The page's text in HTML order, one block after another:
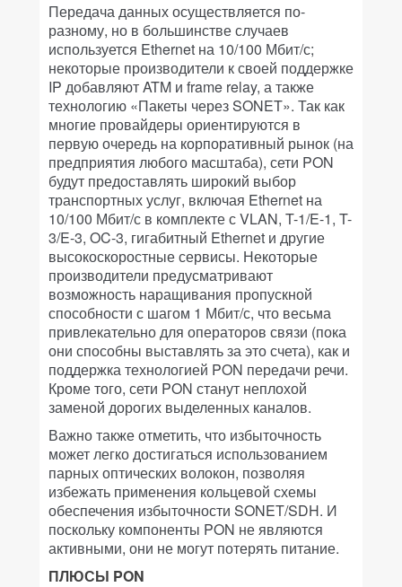
Передача данных осуществляется по-
разному, но в большинстве случаев
используется Ethernet на 10/100 Мбит/с;
некоторые производители к своей поддержке
IP добавляют ATM и frame relay, а также
технологию «Пакеты через SONET». Так как
многие провайдеры ориентируются в
первую очередь на корпоративный рынок (на
предприятия любого масштаба), сети PON
будут предоставлять широкий выбор
транспортных услуг, включая Ethernet на
10/100 Мбит/с в комплекте с VLAN, T-1/E-1, T-
3/E-3, OC-3, гигабитный Ethernet и другие
высокоскоростные сервисы. Некоторые
производители предусматривают
возможность наращивания пропускной
способности с шагом 1 Мбит/с, что весьма
привлекательно для операторов связи (пока
они способны выставлять за это счета), как и
поддержка технологией PON передачи речи.
Кроме того, сети PON станут неплохой
заменой дорогих выделенных каналов.
Важно также отметить, что избыточность
может легко достигаться использованием
парных оптических волокон, позволяя
избежать применения кольцевой схемы
обеспечения избыточности SONET/SDH. И
поскольку компоненты PON не являются
активными, они не могут потерять питание.
ПЛЮСЫ PON